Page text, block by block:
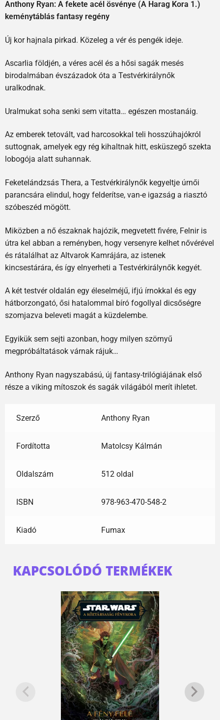
Anthony Ryan: A fekete acél ösvénye (A Harag Kora 1.)
keménytáblás fantasy regény
Új kor hajnala pirkad. Közeleg a vér és pengék ideje.
Ascarlia földjén, a véres acél és a hősi sagák mesés
birodalmában évszázadok óta a Testvérkirálynők
uralkodnak.
Uralmukat soha senki sem vitatta… egészen mostanáig.
Az emberek tetovált, vad harcosokkal teli hosszúhajókról
suttognak, amelyek egy rég kihaltnak hitt, esküszegő szekta
lobogója alatt suhannak.
Feketelándzsás Thera, a Testvérkirálynők kegyeltje úrnői
parancsára elindul, hogy felderítse, van-e igazság a riasztó
szóbeszéd mögött.
Miközben a nő északnak hajózik, megvetett fivére, Felnir is
útra kel abban a reményben, hogy versenyre kelhet nővérével
és rátalálhat az Altvarok Kamrájára, az istenek
kincsestárára, és így elnyerheti a Testvérkirálynők kegyét.
A két testvér oldalán egy éleselméjű, ifjú írnokkal és egy
hátborzongató, ősi hatalommal bíró fogollyal dicsőségre
szomjazva beleveti magát a küzdelembe.
Egyikük sem sejti azonban, hogy milyen szörnyű
megpróbáltatások várnak rájuk…
Anthony Ryan nagyszabású, új fantasy-trilógiájának első
része a viking mítoszok és sagák világából merít ihletet.
Szerző Anthony Ryan
Fordította Matolcsy Kálmán
Oldalszám 512 oldal
ISBN 978-963-470-548-2
Kiadó Fumax
KAPCSOLÓDÓ TERMÉKEK